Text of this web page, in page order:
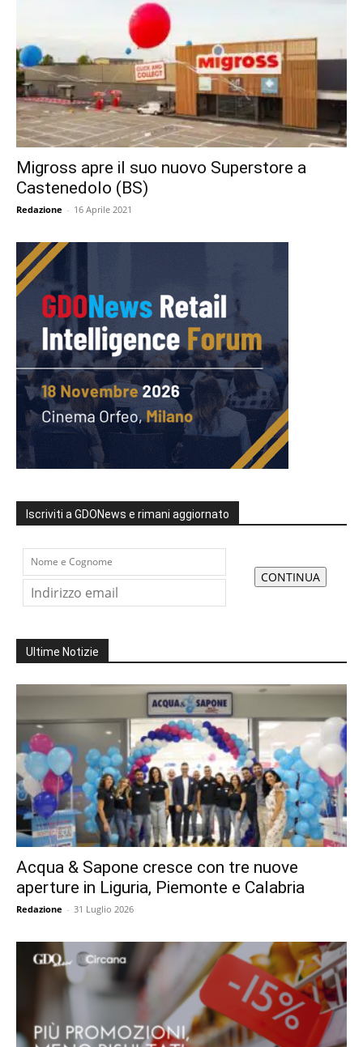
Migross apre il suo nuovo Superstore a
Castenedolo (BS)
Redazione - 16 Aprile 2021
Iscriviti a GDONews e rimani aggiornato
Ultime Notizie
Acqua & Sapone cresce con tre nuove
aperture in Liguria, Piemonte e Calabria
Redazione - 31 Luglio 2026